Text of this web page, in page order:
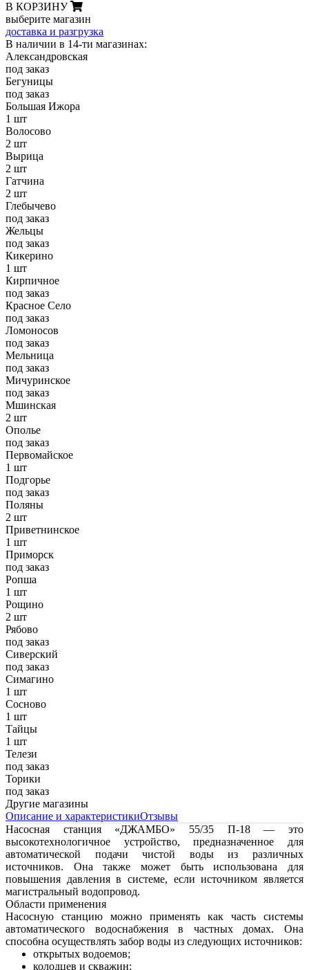
В КОРЗИНУ
выберите магазин
доставка и разгрузка
В наличии в 14-ти магазинах:
Александровская
под заказ
Бегуницы
под заказ
Большая Ижора
1 шт
Волосово
2 шт
Вырица
2 шт
Гатчина
2 шт
Глебычево
под заказ
Жельцы
под заказ
Кикерино
1 шт
Кирпичное
под заказ
Красное Село
под заказ
Ломоносов
под заказ
Мельница
под заказ
Мичуринское
под заказ
Мшинская
2 шт
Ополье
под заказ
Первомайское
1 шт
Подгорье
под заказ
Поляны
2 шт
Приветнинское
1 шт
Приморск
под заказ
Ропша
1 шт
Рощино
2 шт
Рябово
под заказ
Сиверский
под заказ
Симагино
1 шт
Сосново
1 шт
Тайцы
1 шт
Телези
под заказ
Торики
под заказ
Другие магазины
Описание и характеристикиОтзывы
Насосная станция «ДЖАМБО» 55/35 П-18 — это
высокотехнологичное устройство, предназначенное для
автоматической подачи чистой воды из различных
источников. Она также может быть использована для
повышения давления в системе, если источником является
магистральный водопровод.
Области применения
Насосную станцию можно применять как часть системы
автоматического водоснабжения в частных домах. Она
способна осуществлять забор воды из следующих источников:
открытых водоемов;
колодцев и скважин;